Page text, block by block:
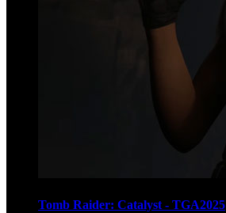
Tomb Raider: Catalyst - TGA2025